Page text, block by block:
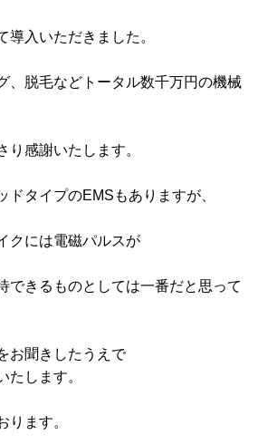
導入いただきました。
、脱毛などトータル数千万円の機械
り感謝いたします。
ドタイプのEMSもありますが、
クには電磁パルスが
できるものとしては一番だと思って
お聞きしたうえで
たします。
ります。